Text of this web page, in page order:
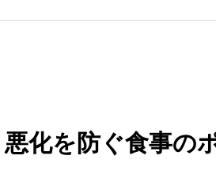
化を防ぐ食事の